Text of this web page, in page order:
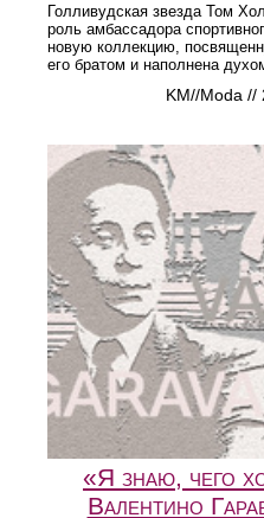
Голливудская звезда Том
роль амбассадора
новую коллекцию,
его братом и наполнена
KM//Moda //
«Я знаю, чего
Валентино